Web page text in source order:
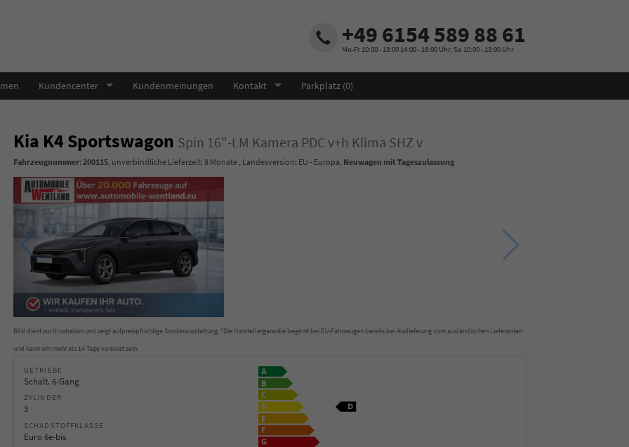
+49 6154 589 88 61
Mo-Fr 10:00 - 13:00 14:00 - 18:00 Uhr, Sa 10:00 - 13:00 Uhr
Kundencenter Kundenmeinungen Kontakt Parkplatz (0)
Kia K4 Sportswagon Spin 16"-LM Kamera PDC v+h Klima SHZ v
Fahrzeugnummer: 200115, unverbindliche Lieferzeit: 8 Monate, Landesversion: EU - Europa, Neuwagen mit Tageszulassung
Bild dient zur Illustration und zeigt aufpreispflichtige Sonderausstattung. "Die Herstellergarantie beginnt bei EU-Fahrzeugen bereits bei Auslieferung vom ausländischen Lieferanten
und kann um mehr als 14 Tage verkürzt sein.
GETRIEBE
Schalt. 6-Gang
ZYLINDER
3
SCHADSTOFFKLASSE
Euro 6e-bis